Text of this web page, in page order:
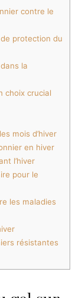
contre le
protection du
la
choix crucial
mois d’hiver
en hiver
l’hiver
pour le
les maladies
résistantes